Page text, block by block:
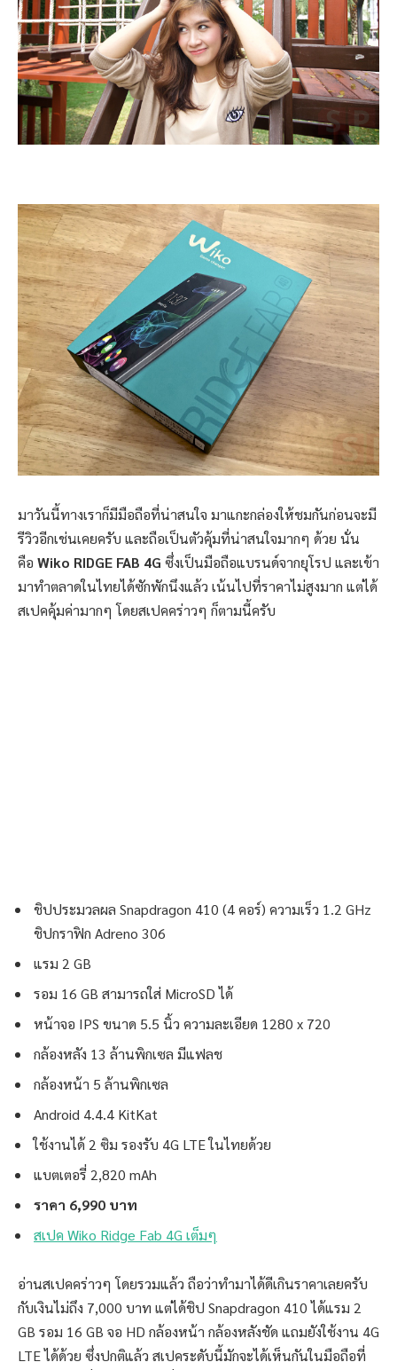
มาวันนี้ทางเราก็มีมือถือที่น่าสนใจ มาแกะกล่องให้ชมกันก่อนจะมี
รีวิวอีกเช่นเคยครับ และถือเป็นตัวคุ้มที่น่าสนใจมากๆ ด้วย นั่น
คือ Wiko RIDGE FAB 4G ซึ่งเป็นมือถือแบรนด์จากยุโรป และเข้า
มาทำตลาดในไทยได้ซักพักนึงแล้ว เน้นไปที่ราคาไม่สูงมาก แต่ได้
สเปคคุ้มค่ามากๆ โดยสเปคคร่าวๆ ก็ตามนี้ครับ
ชิปประมวลผล Snapdragon 410 (4 คอร์) ความเร็ว 1.2 GHz
ชิปกราฟิก Adreno 306
แรม 2 GB
รอม 16 GB สามารถใส่ MicroSD ได้
หน้าจอ IPS ขนาด 5.5 นิ้ว ความละเอียด 1280 x 720
กล้องหลัง 13 ล้านพิกเซล มีแฟลช
กล้องหน้า 5 ล้านพิกเซล
Android 4.4.4 KitKat
ใช้งานได้ 2 ซิม รองรับ 4G LTE ในไทยด้วย
แบตเตอรี่ 2,820 mAh
ราคา 6,990 บาท
สเปค Wiko Ridge Fab 4G เต็มๆ
อ่านสเปคคร่าวๆ โดยรวมแล้ว ถือว่าทำมาได้ดีเกินราคาเลยครับ
กับเงินไม่ถึง 7,000 บาท แต่ได้ชิป Snapdragon 410 ได้แรม 2
GB รอม 16 GB จอ HD กล้องหน้า กล้องหลังชัด แถมยังใช้งาน 4G
LTE ได้ด้วย ซึ่งปกติแล้ว สเปคระดับนี้มักจะได้เห็นกันในมือถือที่